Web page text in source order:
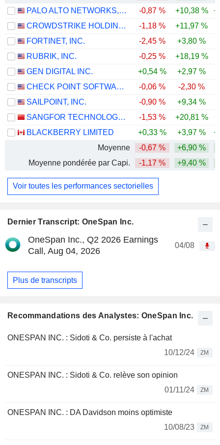
Dernier Transcript: OneSpan Inc.
OneSpan Inc., Q2 2026 Earnings
Call, Aug 04, 2026
04/08
Plus de transcripts
Recommandations des Analystes: OneSpan Inc.
ONESPAN INC. : Sidoti & Co. persiste à l'achat
10/12/24
ZM
ONESPAN INC. : Sidoti & Co. relève son opinion
01/11/24
ZM
ONESPAN INC. : DA Davidson moins optimiste
10/08/23
ZM
PALO ALTO NETWORKS, INC.
-0,87 % +10,38 %
CROWDSTRIKE HOLDINGS, INC.
-1,18 % +11,97 %
FORTINET, INC.
-2,45 % +3,80 %
RUBRIK, INC.
-0,25 % +18,19 %
GEN DIGITAL INC.
+0,54 % +2,97 %
CHECK POINT SOFTWARE TECHNOLOGIES LTD.
-0,06 % -2,30 %
SAILPOINT, INC.
-0,90 % +9,34 %
SANGFOR TECHNOLOGIES INC.
-1,53 % +20,81 %
BLACKBERRY LIMITED
+0,33 % +3,97 %
Moyenne
-0,67 % +6,90 %
Moyenne pondérée par Capi.
-1,17 % +9,40 %
Voir toutes les performances sectorielles